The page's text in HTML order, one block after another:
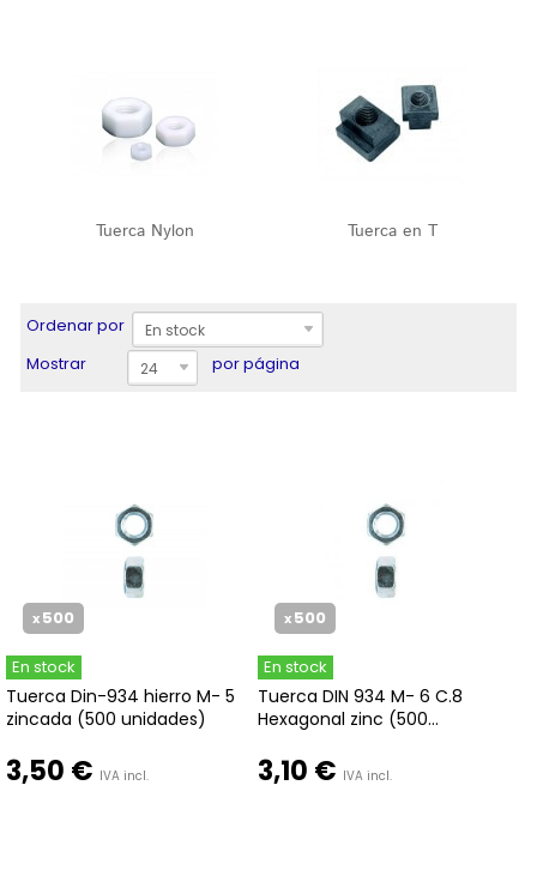
Tuerca Nylon Tuerca en T
Ordenar por En stock
Mostrar 24 por página
x500
En stock
Tuerca Din-934 hierro M- 5
zincada (500 unidades)
3,50 € IVA incl.
x500
En stock
Tuerca DIN 934 M- 6 C.8
Hexagonal zinc (500...
3,10 € IVA incl.